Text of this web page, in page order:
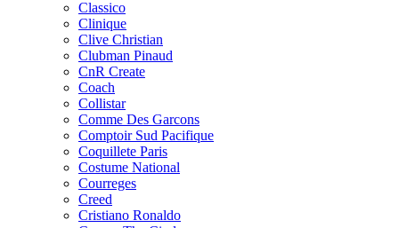
Classico
Clinique
Clive Christian
Clubman Pinaud
CnR Create
Coach
Collistar
Comme Des Garcons
Comptoir Sud Pacifique
Coquillete Paris
Costume National
Courreges
Creed
Cristiano Ronaldo